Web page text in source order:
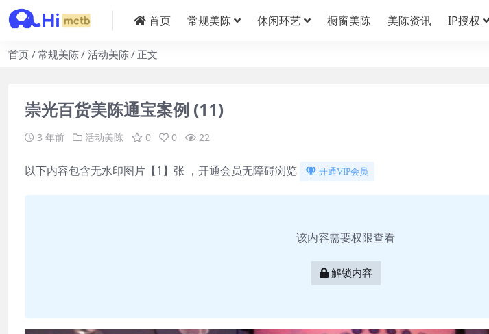
首页 常规美陈 休闲环艺 橱窗美陈 美陈资讯 IP授权
首页 常规美陈 活动美陈 正文
崇光百货美陈通宝案例 (11)
3 年前 活动美陈 0 0 22
以下内容包含无水印图片【1】张 ，开通会员无障碍浏览 开通VIP会员
该内容需要权限查看
解锁内容